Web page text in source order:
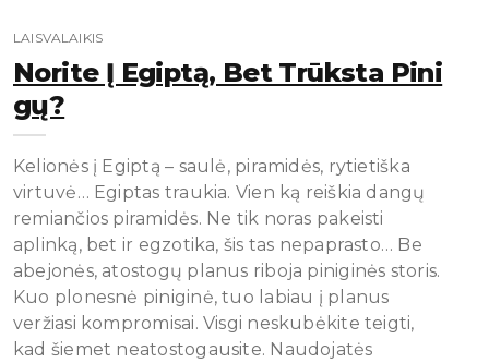
LAISVALAIKIS
Norite Į Egiptą, Bet Trūksta Pini
Gų?
Kelionės į Egiptą – saulė, piramidės, rytietiška
virtuvė… Egiptas traukia. Vien ką reiškia dangų
remiančios piramidės. Ne tik noras pakeisti
aplinką, bet ir egzotika, šis tas nepaprasto… Be
abejonės, atostogų planus riboja piniginės storis.
Kuo plonesnė piniginė, tuo labiau į planus
veržiasi kompromisai. Visgi neskubėkite teigti,
kad šiemet neatostogausite. Naudojatės